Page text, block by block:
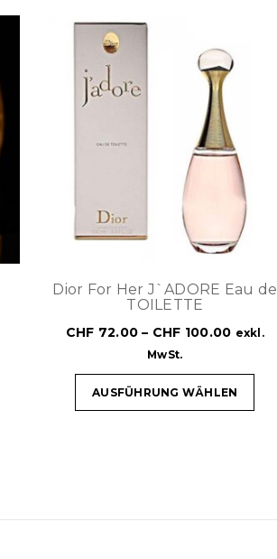
Dior For Her J`ADORE Eau de
TOILETTE
CHF 72.00 – CHF 100.00 exkl.
MwSt.
AUSFÜHRUNG WÄHLEN